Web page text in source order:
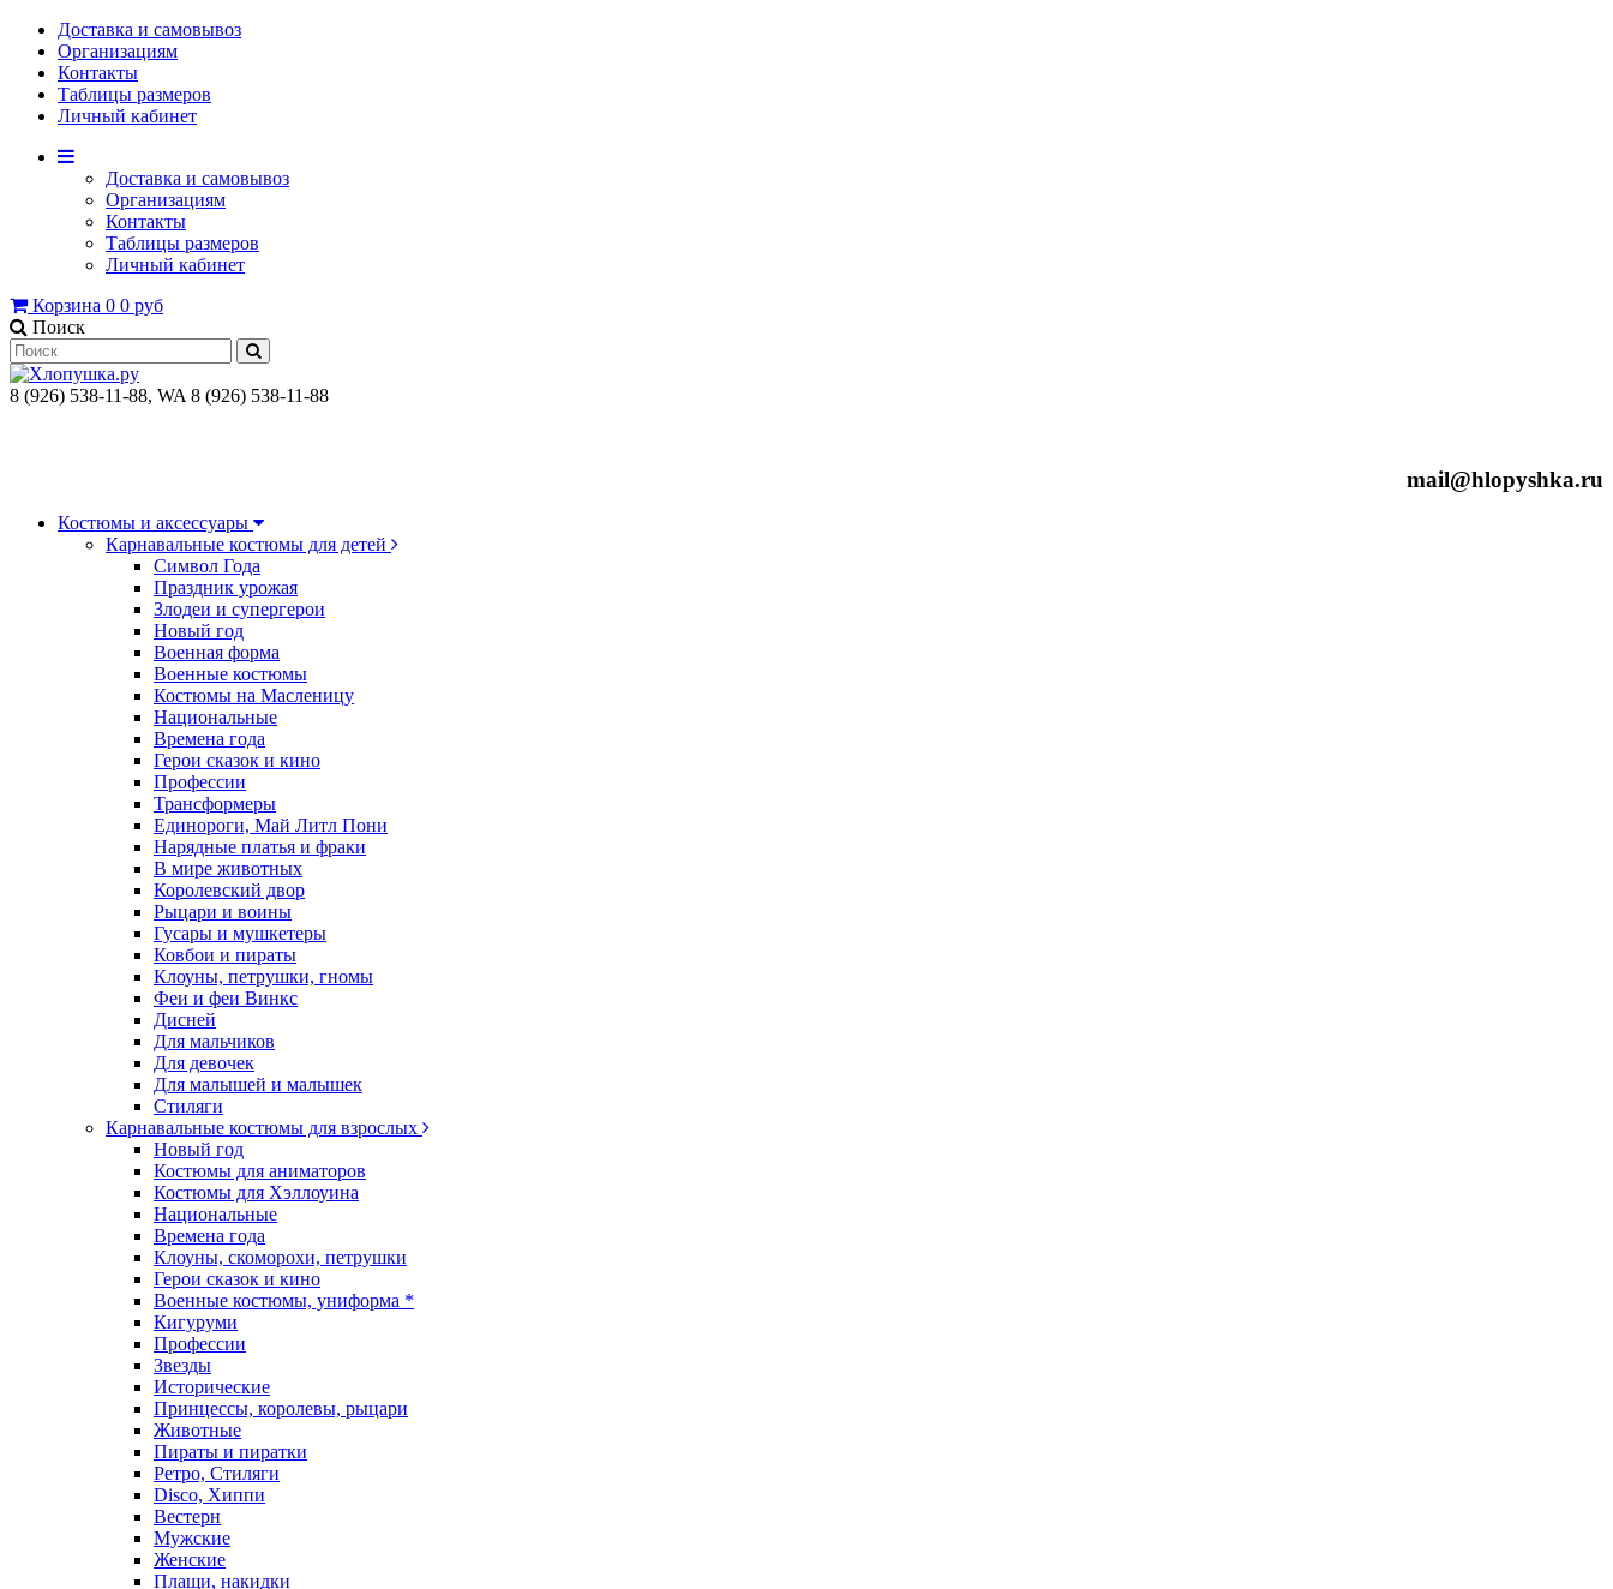
Доставка и самовывоз
Организациям
Контакты
Таблицы размеров
Личный кабинет
Доставка и самовывоз
Организациям
Контакты
Таблицы размеров
Личный кабинет
Корзина 0 0 руб
Поиск
8 (926) 538-11-88, WA 8 (926) 538-11-88
mail@hlopyshka.ru
Костюмы и аксессуары
Карнавальные костюмы для детей
Символ Года
Праздник урожая
Злодеи и супергерои
Новый год
Военная форма
Военные костюмы
Костюмы на Масленицу
Национальные
Времена года
Герои сказок и кино
Профессии
Трансформеры
Единороги, Май Литл Пони
Нарядные платья и фраки
В мире животных
Королевский двор
Рыцари и воины
Гусары и мушкетеры
Ковбои и пираты
Клоуны, петрушки, гномы
Феи и феи Винкс
Дисней
Для мальчиков
Для девочек
Для малышей и малышек
Стиляги
Карнавальные костюмы для взрослых
Новый год
Костюмы для аниматоров
Костюмы для Хэллоуина
Национальные
Времена года
Клоуны, скоморохи, петрушки
Герои сказок и кино
Военные костюмы, униформа *
Кигуруми
Профессии
Звезды
Исторические
Принцессы, королевы, рыцари
Животные
Пираты и пиратки
Ретро, Стиляги
Disco, Хиппи
Вестерн
Мужские
Женские
Плащи, накидки